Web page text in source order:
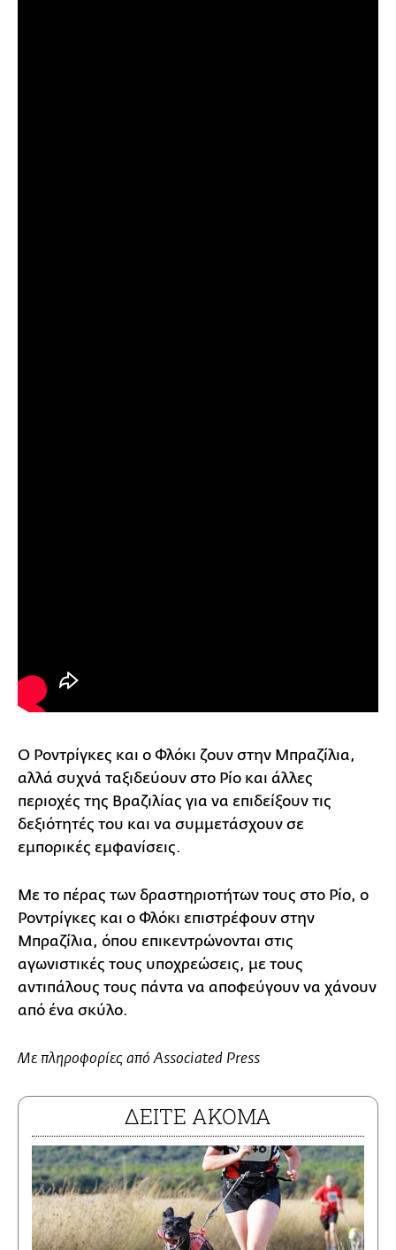
Ο Ροντρίγκες και ο Φλόκι ζουν στην Μπραζίλια,
αλλά συχνά ταξιδεύουν στο Ρίο και άλλες
περιοχές της Βραζιλίας για να επιδείξουν τις
δεξιότητές του και να συμμετάσχουν σε
εμπορικές εμφανίσεις.
Με το πέρας των δραστηριοτήτων τους στο Ρίο, ο
Ροντρίγκες και ο Φλόκι επιστρέφουν στην
Μπραζίλια, όπου επικεντρώνονται στις
αγωνιστικές τους υποχρεώσεις, με τους
αντιπάλους τους πάντα να αποφεύγουν να χάνουν
από ένα σκύλο.
Με πληροφορίες από Associated Press
ΔΕΙΤΕ ΑΚΟΜΑ